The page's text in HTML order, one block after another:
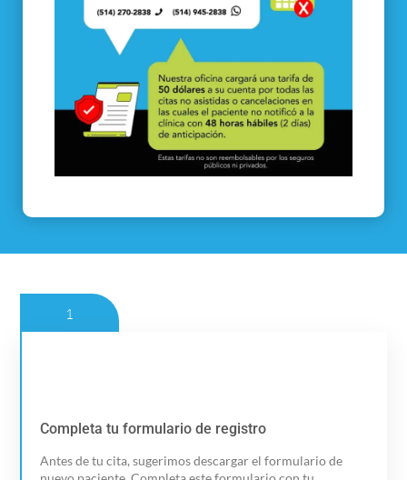
1
Completa tu formulario de registro
Antes de tu cita, sugerimos descargar el formulario de
Completa tu formulario de registro